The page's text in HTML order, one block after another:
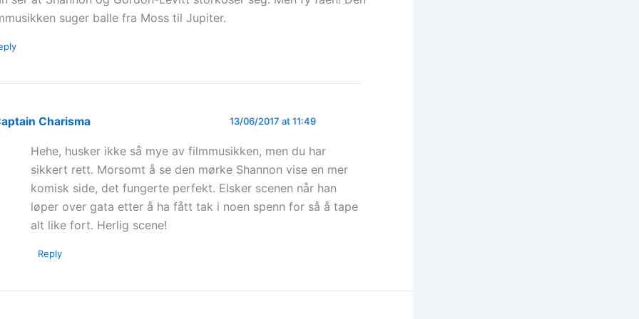
suger balle fra Moss til Jupiter.
Charisma 13/06/2017 at 11:49
Hehe, husker ikke så mye av filmmusikken, men du har
sikkert rett. Morsomt å se den mørke Shannon vise en mer
komisk side, det fungerte perfekt. Elsker scenen når han
løper over gata etter å ha fått tak i noen spenn for så å tape
alt like fort. Herlig scene!
Reply